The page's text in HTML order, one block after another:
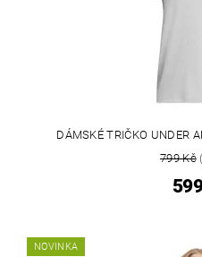
DÁMSKÉ TRIČKO UNDER
799 Kč
NOVINKA